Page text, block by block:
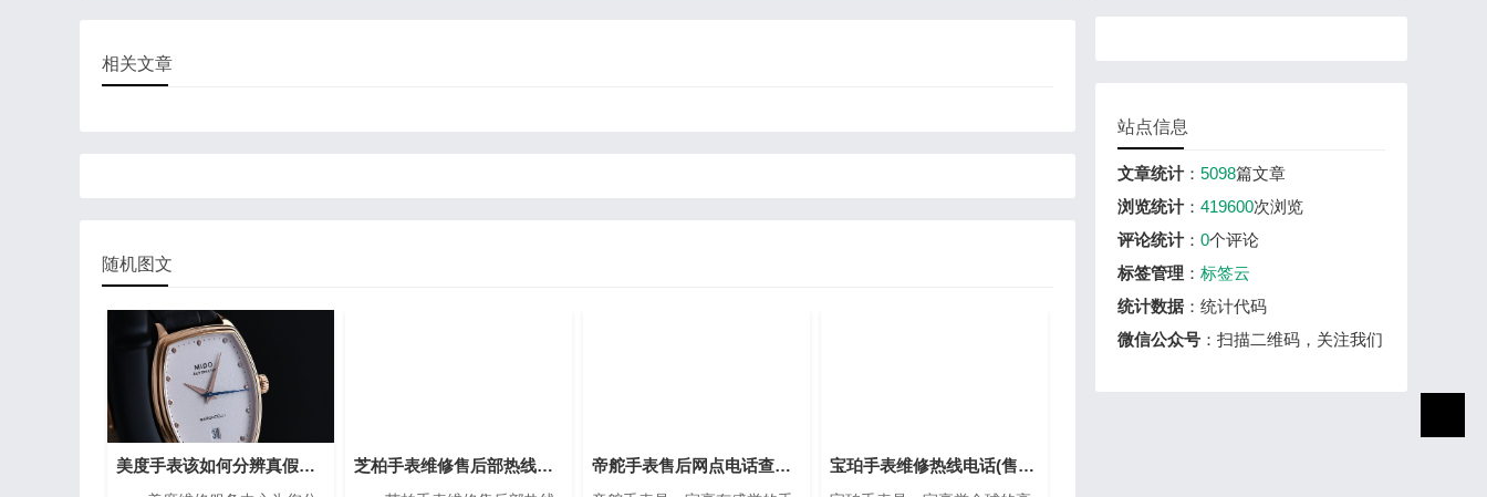
相关文章
随机图文
美度手表该如何分辨真假？（手表的分辨方法） 芝柏手表维修售后部热线电话(专业芝柏手表维修服务，售后热线24小时为您解答) 帝舵手表售后网点电话查询(全国服务网点查询方法) 宝珀手表维修热线电话(售后服务专线)
站点信息
文章统计： 5098篇文章
浏览统计： 419600次浏览
评论统计： 0个评论
标签管理 ： 标签云
统计数据 ：统计代码
微信公众号 ：扫描二维码，关注我们